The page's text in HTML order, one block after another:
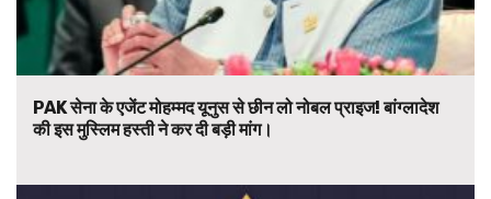
PAK सेना के एजेंट मोहम्मद यूनुस से छीन लो नोबल प्राइज! बांग्लादेश
की इस मुस्लिम हस्ती ने कर दी बड़ी मांग।